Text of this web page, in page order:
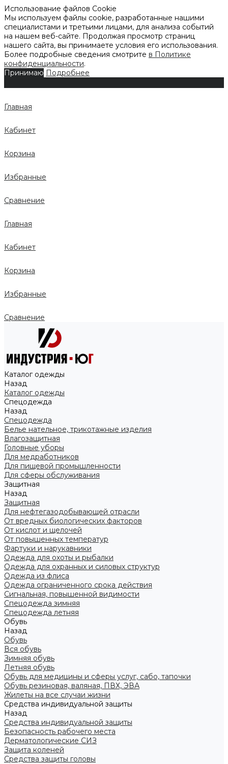
Использование файлов Cookie
Мы используем файлы cookie, разработанные нашими
специалистами и третьими лицами, для анализа событий
на нашем веб-сайте. Продолжая просмотр страниц
нашего сайта, вы принимаете условия его использования.
Более подробные сведения смотрите в Политике
конфиденциальности.
Принимаю Подробнее
Главная
Кабинет
Корзина
Избранные
Сравнение
Главная
Кабинет
Корзина
Избранные
Сравнение
Каталог одежды
Назад
Каталог одежды
Спецодежда
Назад
Спецодежда
Белье нательное, трикотажные изделия
Влагозащитная
Головные уборы
Для медработников
Для пищевой промышленности
Для сферы обслуживания
Защитная
Назад
Защитная
Для нефтегазодобывающей отрасли
От вредных биологических факторов
От кислот и щелочей
От повышенных температур
Фартуки и нарукавники
Одежда для охоты и рыбалки
Одежда для охранных и силовых структур
Одежда из флиса
Одежда ограниченного срока действия
Сигнальная, повышенной видимости
Спецодежда зимняя
Спецодежда летняя
Обувь
Назад
Обувь
Вся обувь
Зимняя обувь
Летняя обувь
Обувь для медицины и сферы услуг, сабо, тапочки
Обувь резиновая, валяная, ПВХ, ЭВА
Жилеты на все случаи жизни
Средства индивидуальной защиты
Назад
Средства индивидуальной защиты
Безопасность рабочего места
Дерматологические СИЗ
Защита коленей
Средства защиты головы